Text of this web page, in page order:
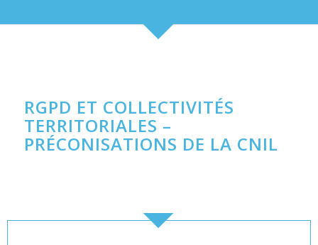
RGPD ET COLLECTIVITÉS
TERRITORIALES –
PRÉCONISATIONS DE LA CNIL